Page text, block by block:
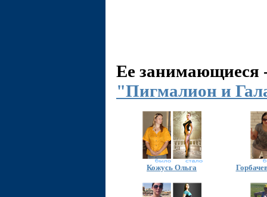
Ее занимающиеся
"Пигмалион и
Кожусь Ольга